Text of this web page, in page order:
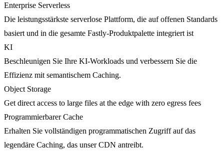
Enterprise Serverless
Die leistungsstärkste serverlose Plattform, die auf offenen Standards
basiert und in die gesamte Fastly-Produktpalette integriert ist
KI
Beschleunigen Sie Ihre KI-Workloads und verbessern Sie die
Effizienz mit semantischem Caching.
Object Storage
Get direct access to large files at the edge with zero egress fees
Programmierbarer Cache
Erhalten Sie vollständigen programmatischen Zugriff auf das
legendäre Caching, das unser CDN antreibt.